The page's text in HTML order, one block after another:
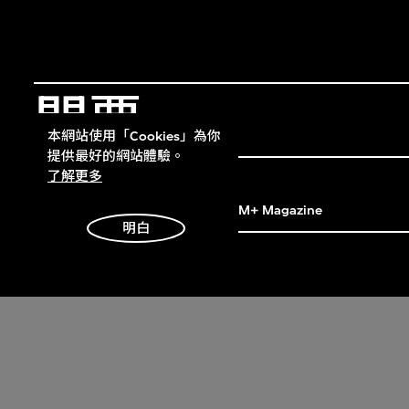
門票 Get Tickets
M+雜誌 M+ Magazine
本網站使用「Cookies」為你
提供最好的網站體驗。
了解更多
明白